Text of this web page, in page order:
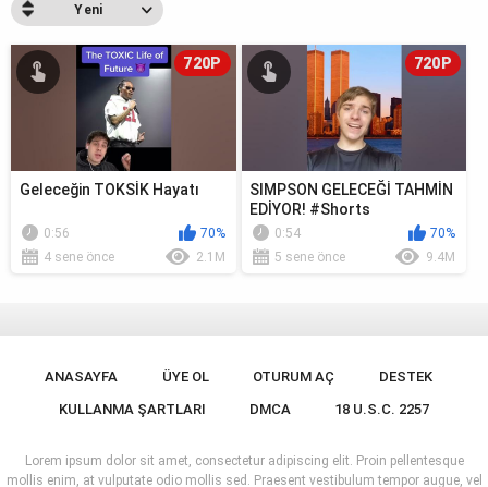
Yeni
720P
Geleceğin TOKSİK Hayatı
0:56
70%
4 sene önce
2.1M
720P
SIMPSON GELECEĞİ TAHMİN
EDİYOR! #Shorts
0:54
70%
5 sene önce
9.4M
ANASAYFA ÜYE OL OTURUM AÇ
DESTEK
KULLANMA ŞARTLARI
DMCA 18 U.S.C. 2257
Lorem ipsum dolor sit amet, consectetur adipiscing elit. Proin pellentesque
mollis enim, at vulputate odio mollis sed. Praesent vestibulum tempor augue, vel